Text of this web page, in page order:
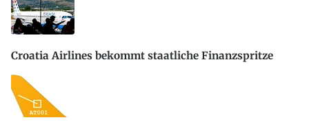
Croatia Airlines bekommt staatliche Finanzspritze